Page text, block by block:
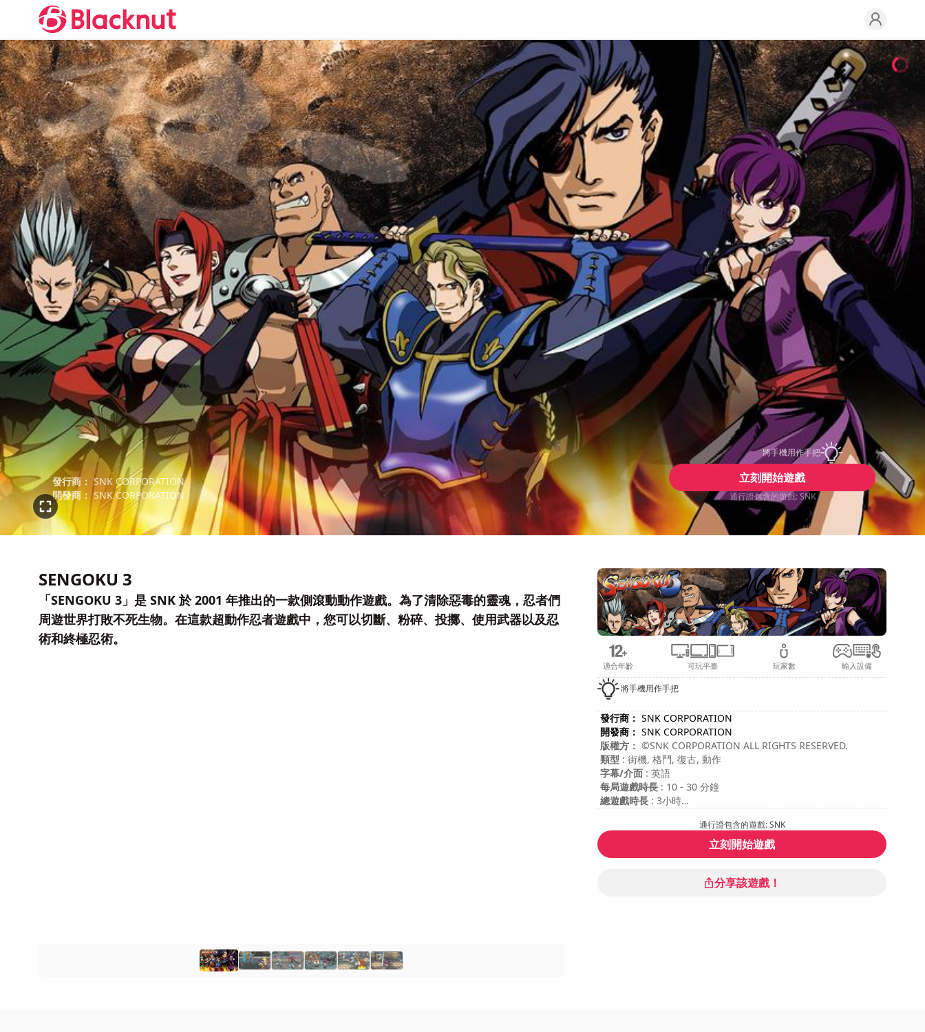
發行商： SNK CORPORATION
開發商： SNK CORPORATION
將手機用作手把
立刻開始遊戲
通行證包含的遊戲: SNK
SENGOKU 3
「SENGOKU 3」是 SNK 於 2001 年推出的一款側滾動動作遊戲。為了清除惡毒的靈魂，忍者們
周遊世界打敗不死生物。在這款超動作忍者遊戲中，您可以切斷、粉碎、投擲、使用武器以及忍
術和終極忍術。
適合年齡 可玩平臺 玩家數 輸入設備
將手機用作手把
發行商： SNK CORPORATION
開發商： SNK CORPORATION
版權方： ©SNK CORPORATION ALL RIGHTS RESERVED.
類型 : 街機, 格鬥, 復古, 動作
字幕/介面 : 英語
每局遊戲時長 : 10 - 30 分鐘
總遊戲時長 : 3小時
内容评级: Nintendo Life : 9/10通行證包含的遊戲: SNK
立刻開始遊戲
分享該遊戲！